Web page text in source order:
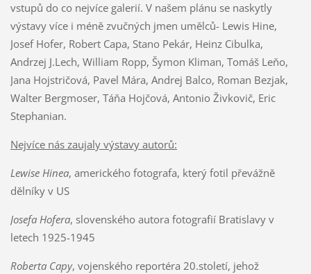
vstupů do co nejvíce galerií. V našem plánu se naskytly
výstavy více i méně zvučných jmen umělců- Lewis Hine,
Josef Hofer, Robert Capa, Stano Pekár, Heinz Cibulka,
Andrzej J.Lech, William Ropp, Šymon Kliman, Tomáš Leňo,
Jana Hojstričová, Pavel Mára, Andrej Balco, Roman Bezjak,
Walter Bergmoser, Táňa Hojčová, Antonio Živkovič, Eric
Stephanian.
Nejvíce nás zaujaly výstavy autorů:
Lewise Hinea, amerického fotografa, který fotil převážně
dělníky v US
Josefa Hofera, slovenského autora fotografií Bratislavy v
letech 1925-1945
Roberta Capy, vojenského reportéra 20.století, jehož